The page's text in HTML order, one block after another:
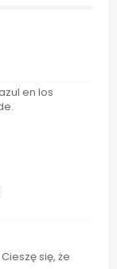
en los
się, że